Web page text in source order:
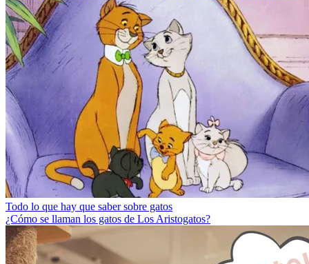
Todo lo que hay que saber sobre gatos
¿Cómo se llaman los gatos de Los Aristogatos?